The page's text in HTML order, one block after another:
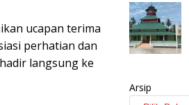
ucapan terima
perhatian dan
langsung ke
Arsip